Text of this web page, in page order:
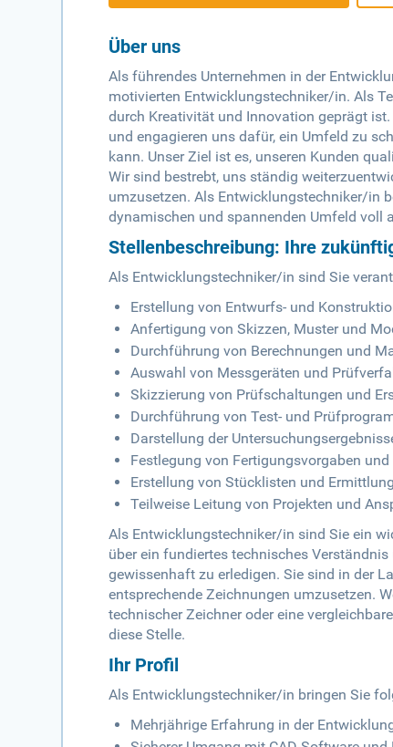
Über uns
Als führendes Unternehmen in der
motivierten Entwicklungstechniker/in. Als
durch Kreativität und Innovation geprägt
und engagieren uns dafür, ein Umfeld zu
kann. Unser Ziel ist es, unseren Kunden
Wir sind bestrebt, uns ständig
umzusetzen. Als Entwicklungstechniker/in
dynamischen und spannenden Umfeld voll
Stellenbeschreibung: Ihre
Als Entwicklungstechniker/in sind Sie
Erstellung von Entwurfs- und
Anfertigung von Skizzen, Muster und
Durchführung von Berechnungen und
Auswahl von Messgeräten und
Skizzierung von Prüfschaltungen und
Durchführung von Test- und
Darstellung der
Festlegung von Fertigungsvorgaben
Erstellung von Stücklisten und
Teilweise Leitung von Projekten und
Als Entwicklungstechniker/in sind Sie ein
über ein fundiertes technisches
gewissenhaft zu erledigen. Sie sind in der
entsprechende Zeichnungen umzusetzen.
technischer Zeichner oder eine
diese Stelle.
Ihr Profil
Als Entwicklungstechniker/in bringen Sie
Mehrjährige Erfahrung in der